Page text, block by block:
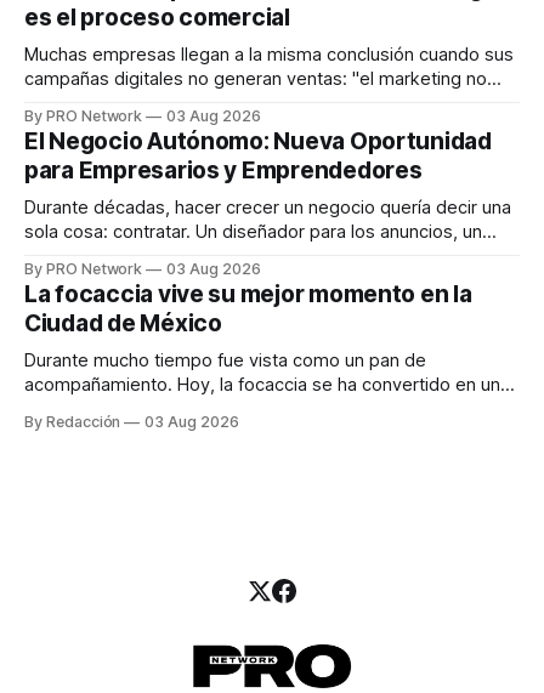
decisiones sobre su salud metabólica. Su propuesta busca
responder
es el proceso comercial
Muchas empresas llegan a la misma conclusión cuando sus
campañas digitales no generan ventas: "el marketing no
INTERIUS, el problema suele estar en otro lugar. Durante
una entrevista para el podcast SER PRO, el especialista en
marketing digital explicó que
By PRO Network 03 Aug 2026
El Negocio Autónomo: Nueva Oportunidad
para Empresarios y Emprendedores
Durante décadas, hacer crecer un negocio quería decir una
sola cosa: contratar. Un diseñador para los anuncios, un
para los textos, alguien que supiera de publicidad digital
para encontrar prospectos, un vendedor para atender
llamadas y mensajes, y —con suerte— una persona
By PRO Network 03 Aug 2026
La focaccia vive su mejor momento en la
Ciudad de México
Durante mucho tiempo fue vista como un pan de
acompañamiento. Hoy, la focaccia se ha convertido en uno
artesanal, ingredientes de calidad y experiencias que
By Redacción 03 Aug 2026